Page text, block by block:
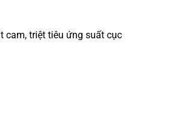
cam, triệt tiêu ứng suất cục